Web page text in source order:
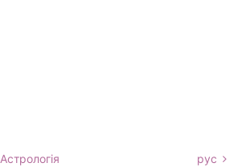
Астрологія рус